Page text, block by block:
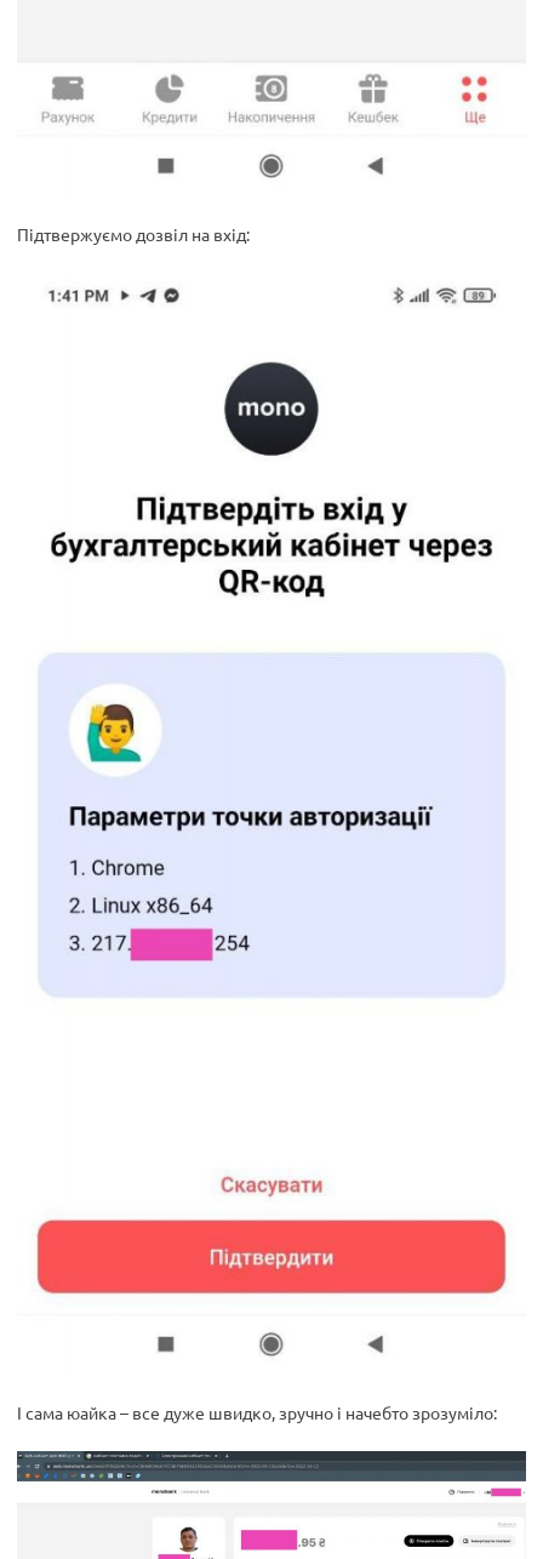
Підтвержуємо дозвіл на вхід:
І сама юайка – все дуже швидко, зручно і начебто зрозуміло: